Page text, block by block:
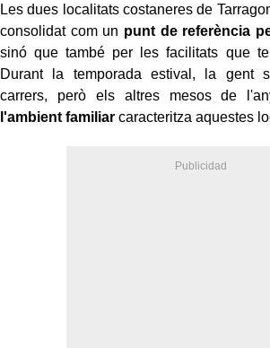
Les dues localitats costaneres de
consolidat com un punt de referència
sinó que també per les facilitats que
Durant la temporada estival, la gent
carrers, però els altres mesos de
l'ambient familiar caracteritza aquestes